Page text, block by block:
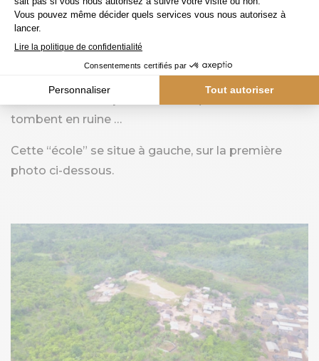
qualifiés s’assurent d’occuper les enfants et de leur
apprendre le minimum en attendant qu’ils puissent
marcher seuls jusqu’à l’école officielle.
Aucun matériel n’est mis à leur disposition (pas
tombent en ruine …
Cette “école” se situe à gauche, sur la première
photo ci-dessous.